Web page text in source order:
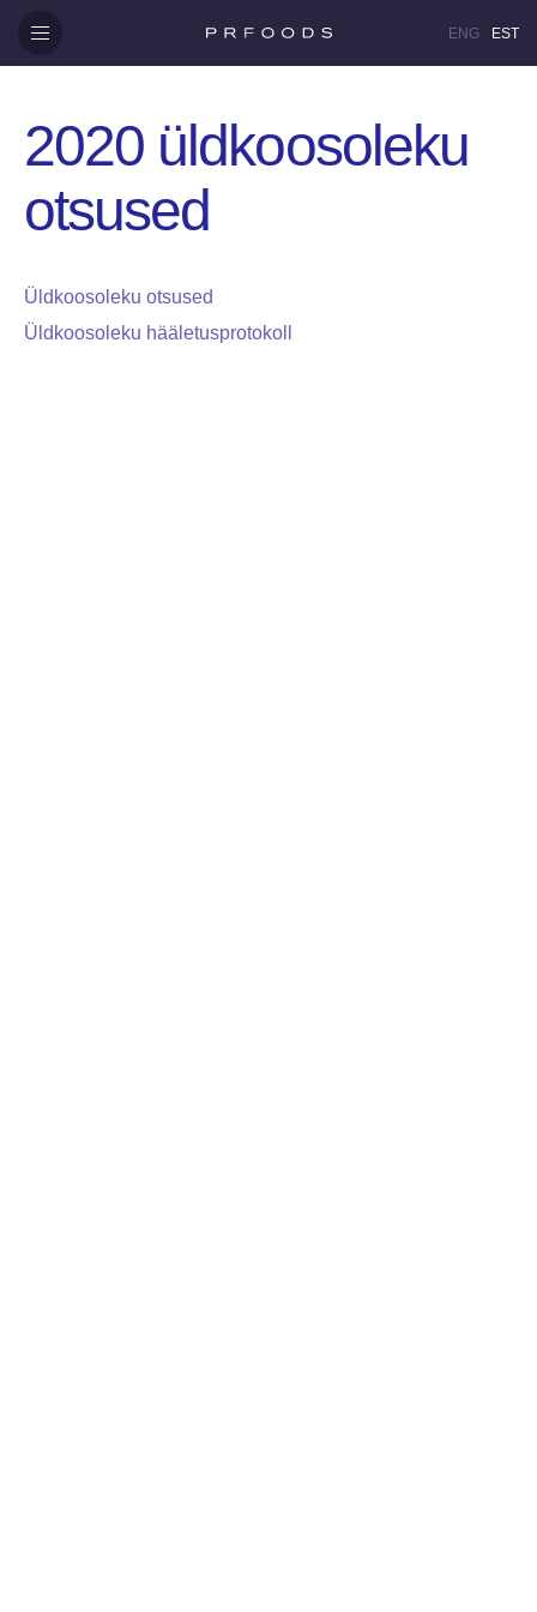
ENG EST
2020 üldkoosoleku
otsused
Üldkoosoleku otsused
Üldkoosoleku hääletusprotokoll